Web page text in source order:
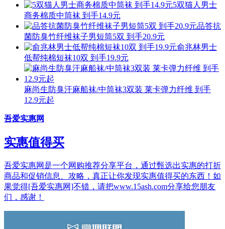
5双猫人男士
商务棉质中筒袜 到手14.9元
品答抗
菌防臭竹纤维袜子男短筒5双 到手20.9元
俞兆林男士
低帮纯棉短袜10双 到手19.9元
麻尚生防臭汗麻船袜/中筒袜3双装 莱卡弹力纤维 到手
12.9元起
吾爱实惠网
实惠值得买
吾爱实惠网是一个网购推荐分享平台，通过甄选出实惠的打折
商品和促销信息、攻略，真正让你发现实惠值得买的东西！如
果觉得[吾爱实惠网]不错，请把www.15ash.com分享给您朋友
们，感谢！